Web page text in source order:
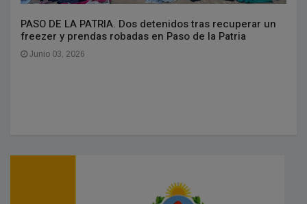
PASO DE LA PATRIA. Dos detenidos tras recuperar un
freezer y prendas robadas en Paso de la Patria
Junio 03, 2026